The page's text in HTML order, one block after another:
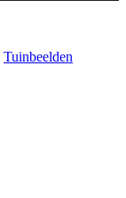
Tuinbeelden